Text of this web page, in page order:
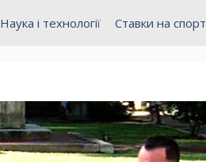
Наука і технології Ставки на спорт